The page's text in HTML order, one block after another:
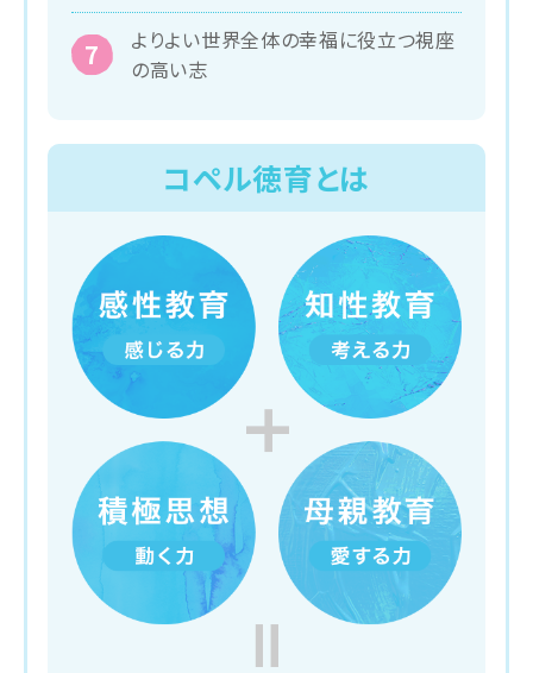
よりよい世界全体の幸福に役立つ視座
の高い志
コペル徳育とは